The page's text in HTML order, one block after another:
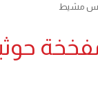
مشيط